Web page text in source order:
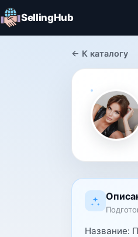
SellingHub
← К каталогу
Название: